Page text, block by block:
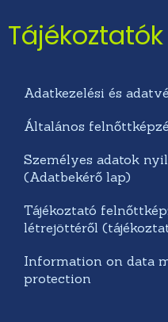
Tájékoztatók
Adatkezelési és
Általános
Személyes adatok
(Adatbekérő lap)
Tájékoztató
létrejöttéről
Information on data
protection